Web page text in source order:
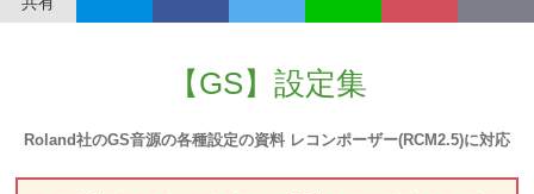
【GS】設定集
Roland社のGS音源の各種設定の資料 レコンポーザー(RCM2.5)に対応